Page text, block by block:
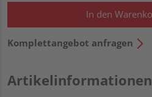
In den
Komplettangebot anfragen
Artikelinformationen